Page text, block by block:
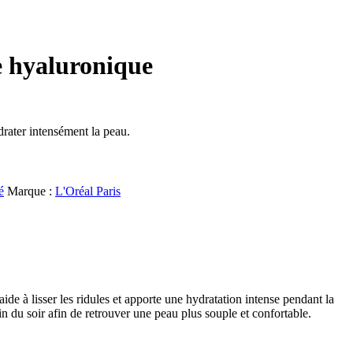
hyaluronique
intensément la peau.
Marque : L'Oréal Paris
à lisser les ridules et apporte une hydratation intense pendant la
du soir afin de retrouver une peau plus souple et confortable.